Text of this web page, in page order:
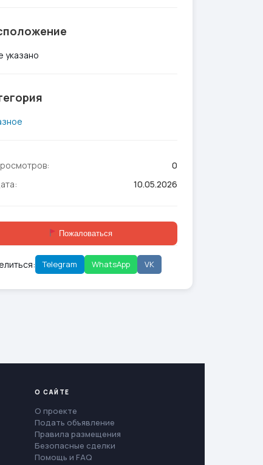
указано
0
10.05.2026
Пожаловаться
Telegram WhatsApp VK
О САЙТЕ
О проекте
Подать объявление
Правила размещения
Безопасные сделки
Помощь и FAQ